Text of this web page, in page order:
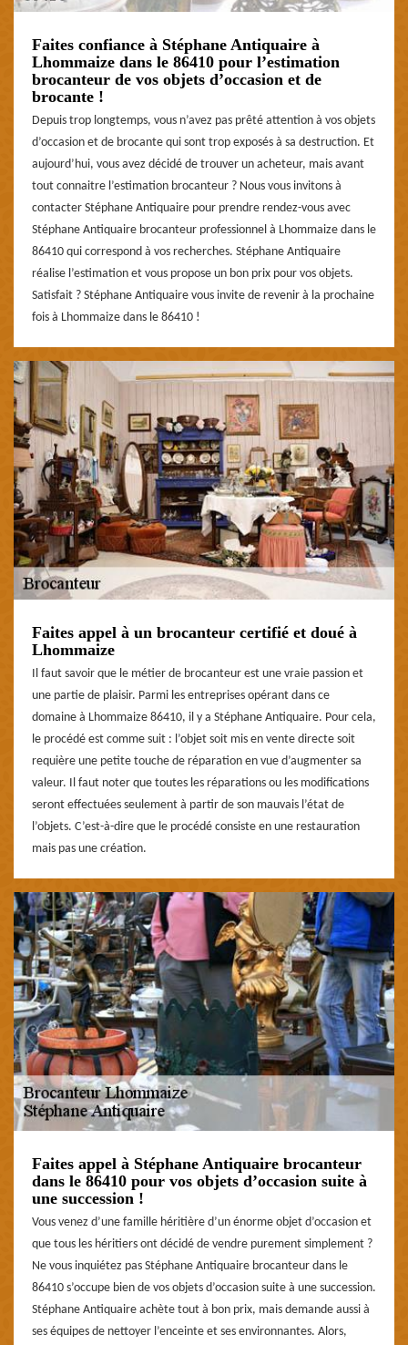
Faites confiance à Stéphane Antiquaire à
Lhommaize dans le 86410 pour l’estimation
brocanteur de vos objets d’occasion et de
brocante !
Depuis trop longtemps, vous n’avez pas prêté attention à vos objets
d’occasion et de brocante qui sont trop exposés à sa destruction. Et
aujourd’hui, vous avez décidé de trouver un acheteur, mais avant
tout connaitre l’estimation brocanteur ? Nous vous invitons à
contacter Stéphane Antiquaire pour prendre rendez-vous avec
Stéphane Antiquaire brocanteur professionnel à Lhommaize dans le
86410 qui correspond à vos recherches. Stéphane Antiquaire
réalise l’estimation et vous propose un bon prix pour vos objets.
Satisfait ? Stéphane Antiquaire vous invite de revenir à la prochaine
fois à Lhommaize dans le 86410 !
Faites appel à un brocanteur certifié et doué à
Lhommaize
Il faut savoir que le métier de brocanteur est une vraie passion et
une partie de plaisir. Parmi les entreprises opérant dans ce
domaine à Lhommaize 86410, il y a Stéphane Antiquaire. Pour cela,
le procédé est comme suit : l’objet soit mis en vente directe soit
requière une petite touche de réparation en vue d’augmenter sa
valeur. Il faut noter que toutes les réparations ou les modifications
seront effectuées seulement à partir de son mauvais l’état de
l’objets. C’est-à-dire que le procédé consiste en une restauration
mais pas une création.
Faites appel à Stéphane Antiquaire brocanteur
dans le 86410 pour vos objets d’occasion suite à
une succession !
Vous venez d’une famille héritière d’un énorme objet d’occasion et
que tous les héritiers ont décidé de vendre purement simplement ?
Ne vous inquiétez pas Stéphane Antiquaire brocanteur dans le
86410 s’occupe bien de vos objets d’occasion suite à une succession.
Stéphane Antiquaire achète tout à bon prix, mais demande aussi à
ses équipes de nettoyer l’enceinte et ses environnantes. Alors,